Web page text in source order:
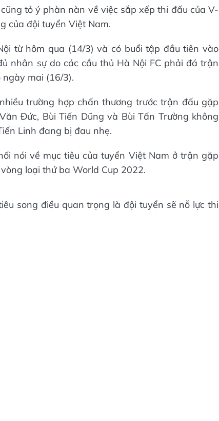
tỏ ý phàn nàn về việc sắp xếp thi đấu của V-
của đội tuyển Việt Nam.
từ hôm qua (14/3) và có buổi tập đầu tiên vào
nhân sự do các cầu thủ Hà Nội FC phải đá trận
mai (16/3).
trường hợp chấn thương trước trận đấu gặp
Đức, Bùi Tiến Dũng và Bùi Tấn Trường không
Linh đang bị đau nhẹ.
nói về mục tiêu của tuyển Việt Nam ở trận gặp
loại thứ ba World Cup 2022.
song điều quan trọng là đội tuyển sẽ nỗ lực thi